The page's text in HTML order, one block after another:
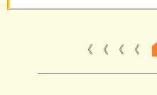
《 《 《